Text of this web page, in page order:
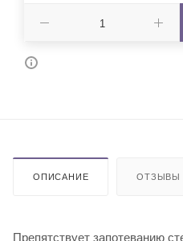
ОПИСАНИЕ ОТЗЫВЫ
Препятствует запотеванию